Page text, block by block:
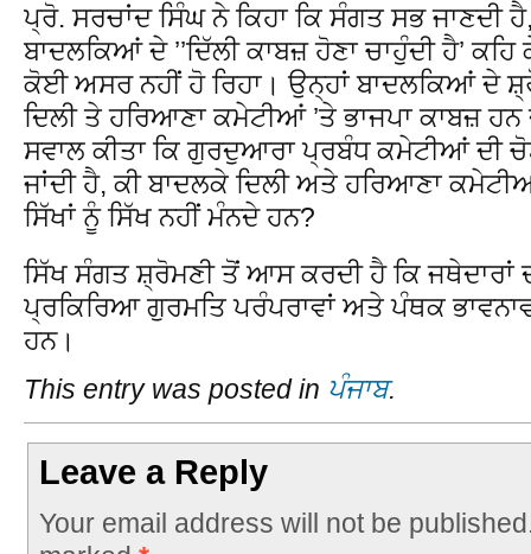
ਪ੍ਰੋ. ਸਰਚਾਂਦ ਸਿੰਘ ਨੇ ਕਿਹਾ ਕਿ ਸੰਗਤ ਸਭ
ਬਾਦਲਕਿਆਂ ਦੇ ’’ਦਿੱਲੀ ਕਾਬਜ਼ ਹੋਣਾ ਚਾਹੁੰਦੀ ਹੈ’
ਕੋਈ ਅਸਰ ਨਹੀਂ ਹੋ ਰਿਹਾ। ਉਨ੍ਹਾਂ ਬਾਦਲਕਿਆਂ ਦੇ
ਦਿਲੀ ਤੇ ਹਰਿਆਣਾ ਕਮੇਟੀਆਂ ’ਤੇ ਭਾਜਪਾ ਕਾਬਜ਼
ਸਵਾਲ ਕੀਤਾ ਕਿ ਗੁਰਦੁਆਰਾ ਪ੍ਰਬੰਧ ਕਮੇਟੀਆਂ ਦੀ
ਜਾਂਦੀ ਹੈ, ਕੀ ਬਾਦਲਕੇ ਦਿਲੀ ਅਤੇ ਹਰਿਆਣਾ
ਸਿੱਖਾਂ ਨੂੰ ਸਿੱਖ ਨਹੀਂ ਮੰਨਦੇ ਹਨ?
ਸਿੱਖ ਸੰਗਤ ਸ਼੍ਰੋਮਣੀ ਤੋਂ ਆਸ ਕਰਦੀ ਹੈ ਕਿ ਜਥੇਦਾਰਾਂ
ਪ੍ਰਕਿਰਿਆ ਗੁਰਮਤਿ ਪਰੰਪਰਾਵਾਂ ਅਤੇ ਪੰਥਕ
ਹਨ।
This entry was posted in ਪੰਜਾਬ.
Leave a Reply
Your email address will not be